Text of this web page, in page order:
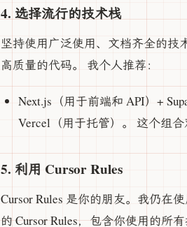
4. 选择流行的技术栈
坚持使用广泛使用、文档齐全的
高质量的代码。 我个人推荐：
Next.js（用于前端和 API）+
Vercel（用于托管）。 这个组
5. 利用 Cursor Rules
Cursor Rules 是你的朋友。我仍在
的 Cursor Rules，包含你使用的所